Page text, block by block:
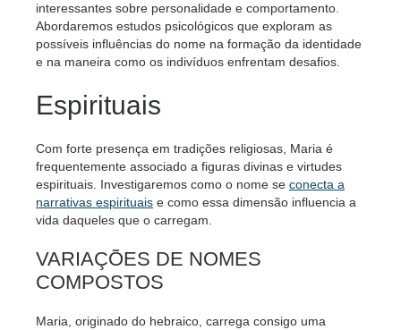
interessantes sobre personalidade e comportamento.
Abordaremos estudos psicológicos que exploram as
possíveis influências do nome na formação da identidade
e na maneira como os indivíduos enfrentam desafios.
Espirituais
Com forte presença em tradições religiosas, Maria é
frequentemente associado a figuras divinas e virtudes
espirituais. Investigaremos como o nome se conecta a
narrativas espirituais e como essa dimensão influencia a
vida daqueles que o carregam.
VARIAÇÕES DE NOMES
COMPOSTOS
Maria, originado do hebraico, carrega consigo uma